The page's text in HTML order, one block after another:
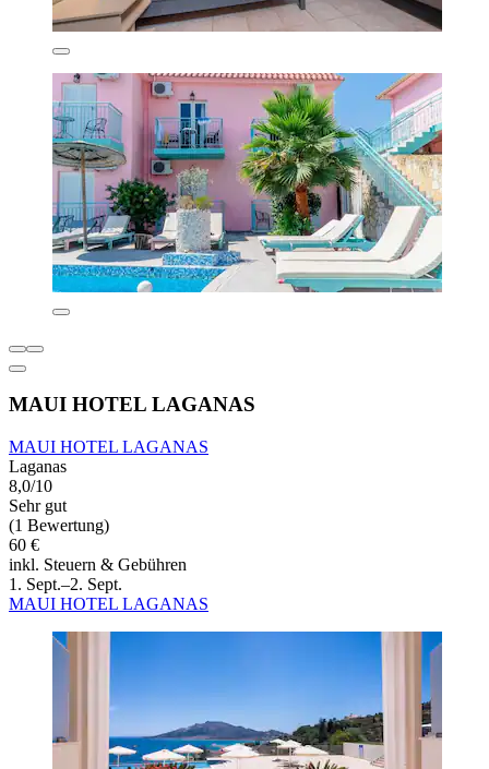
MAUI HOTEL LAGANAS
MAUI HOTEL LAGANAS
Laganas
8,0/10
Sehr gut
(1 Bewertung)
60 €
inkl. Steuern & Gebühren
1. Sept.–2. Sept.
MAUI HOTEL LAGANAS